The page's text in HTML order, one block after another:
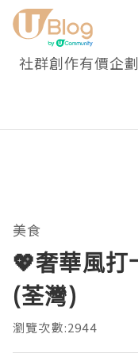
社群創作有價企劃
美食
💖奢華風打
(荃灣)
瀏覽次數:2944